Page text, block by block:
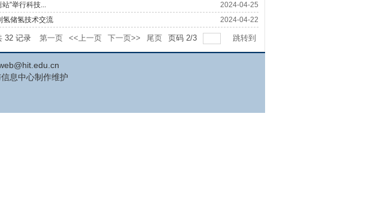
”举行科技...
2024-04-25
氢储氢技术交流
2024-04-22
32 记录 第一页 <<上一页 下一页>> 尾页 页码 2/3 跳转到
息中心制作维护